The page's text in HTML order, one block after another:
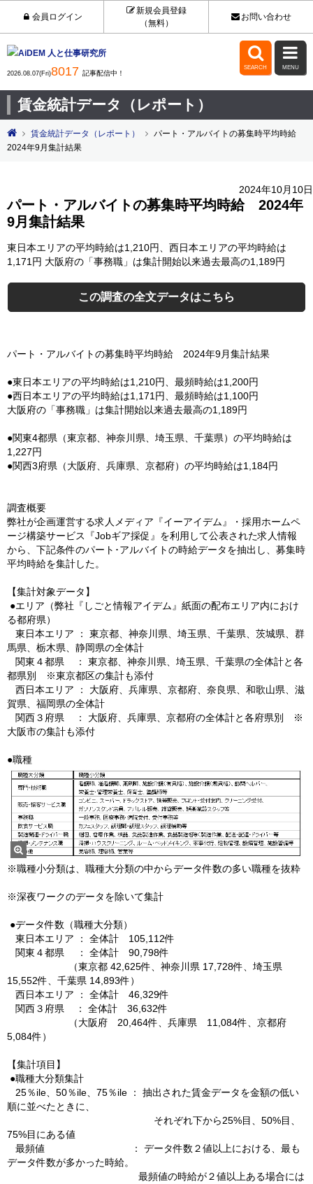
会員ログイン
新規会員登録
（無料）
お問い合わせ
2026.08.07(Fri)8017 記事配信中！

SEARCH

MENU
賃金統計データ（レポート）
賃金統計データ（レポート）
パート・アルバイトの募集時平均時給
2024年9月集計結果
2024年10月10日
パート・アルバイトの募集時平均時給 2024年
9月集計結果
東日本エリアの平均時給は1,210円、西日本エリアの平均時給は
1,171円 大阪府の「事務職」は集計開始以来過去最高の1,189円
この調査の全文データはこちら
パート・アルバイトの募集時平均時給 2024年9月集計結果
●東日本エリアの平均時給は1,210円、最頻時給は1,200円
●西日本エリアの平均時給は1,171円、最頻時給は1,100円
大阪府の「事務職」は集計開始以来過去最高の1,189円
●関東4都県（東京都、神奈川県、埼玉県、千葉県）の平均時給は
1,227円
●関西3府県（大阪府、兵庫県、京都府）の平均時給は1,184円
調査概要
弊社が企画運営する求人メディア『イーアイデム』・採用ホームペ
ージ構築サービス『Jobギア採促』を利用して公表された求人情報
から、下記条件のパート･アルバイトの時給データを抽出し、募集時
平均時給を集計した。
【集計対象データ】
●エリア（弊社『しごと情報アイデム』紙面の配布エリア内におけ
る都府県）
東日本エリア ： 東京都、神奈川県、埼玉県、千葉県、茨城県、群
馬県、栃木県、静岡県の全体計
関東４都県 ： 東京都、神奈川県、埼玉県、千葉県の全体計と各
都県別 ※東京都区の集計も添付
西日本エリア ： 大阪府、兵庫県、京都府、奈良県、和歌山県、滋
賀県、福岡県の全体計
関西３府県 ： 大阪府、兵庫県、京都府の全体計と各府県別 ※
大阪市の集計も添付
●職種
※職種小分類は、職種大分類の中からデータ件数の多い職種を抜粋
※深夜ワークのデータを除いて集計
●データ件数（職種大分類）
東日本エリア ： 全体計 105,112件
関東４都県 ： 全体計 90,798件
（東京都 42,625件、神奈川県 17,728件、埼玉県
15,552件、千葉県 14,893件）
西日本エリア ： 全体計 46,329件
関西３府県 ： 全体計 36,632件
（大阪府 20,464件、兵庫県 11,084件、京都府
5,084件）
【集計項目】
●職種大分類集計
25％ile、50％ile、75％ile ： 抽出された賃金データを金額の低い
順に並べたときに、
それぞれ下から25%目、50%目、
75%目にある値
最頻値 ： データ件数２値以上における、最も
データ件数が多かった時給。
最頻値の時給が２値以上ある場合には